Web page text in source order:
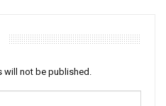
will not be published.